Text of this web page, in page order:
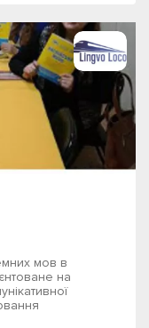
мов в
на